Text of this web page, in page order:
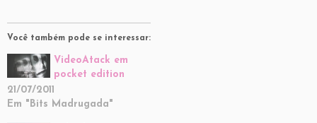
Você também pode se interessar:
VideoAtack em
pocket edition
21/07/2011
Em "Bits Madrugada"